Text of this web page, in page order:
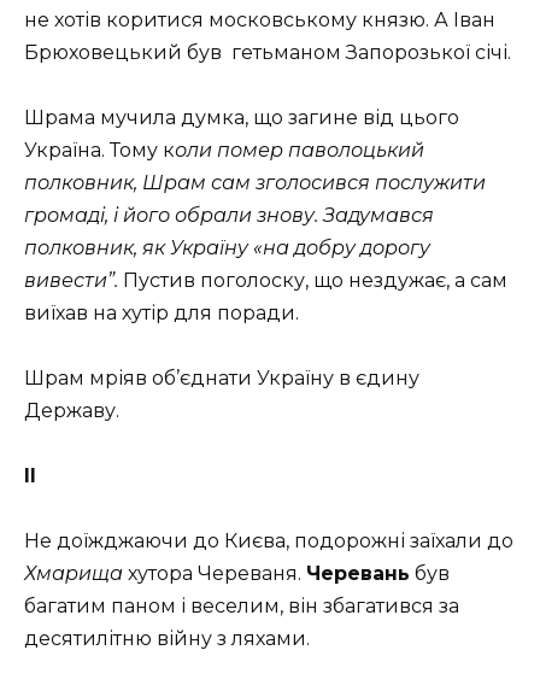
не хотів коритися московському князю. А Іван
Брюховецький був гетьманом Запорозької січі.
Шрама мучила думка, що загине від цього
Україна. Тому коли помер паволоцький
полковник, Шрам сам зголосився послужити
громаді, і його обрали знову. Задумався
полковник, як Україну «на добру дорогу
вивести”. Пустив поголоску, що нездужає, а сам
виїхав на хутір для поради.
Шрам мріяв об’єднати Україну в єдину
Державу.
ІІ
Не доїжджаючи до Києва, подорожні заїхали до
Хмарища хутора Череваня. Черевань був
багатим паном і веселим, він збагатився за
десятилітню війну з ляхами.